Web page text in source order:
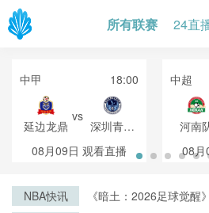
所有联赛 24直
中甲 18:00
延边龙鼎
vs
深圳青年
人
08月09日 观看直播
中超
河南
08月
NBA快讯
《暗土：2026足球觉醒》